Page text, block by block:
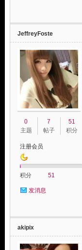
JeffreyFoste
0
主题
7
帖子
51
积分
注册会员
积分 51
发消息
akipix